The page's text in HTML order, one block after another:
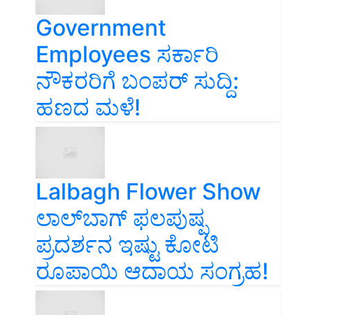
Government
Employees ಸರ್ಕಾರಿ
ನೌಕರರಿಗೆ ಬಂಪರ್‌ ಸುದ್ದಿ:
ಹಣದ ಮಳೆ!
Lalbagh Flower Show
ಲಾಲ್‌ಬಾಗ್ ಫಲಪುಷ್ಪ
ಪ್ರದರ್ಶನ ಇಷ್ಟು ಕೋಟಿ
ರೂಪಾಯಿ ಆದಾಯ ಸಂಗ್ರಹ!